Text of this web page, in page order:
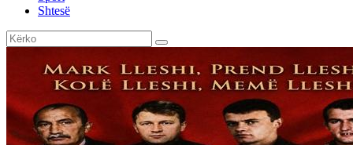
Shtesë